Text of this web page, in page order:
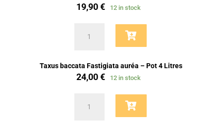
19,90 € 12 in stock
baccata
auréa
quantity
Taxus baccata Fastigiata auréa – Pot 4 Litres
24,00 € 12 in stock
baccata